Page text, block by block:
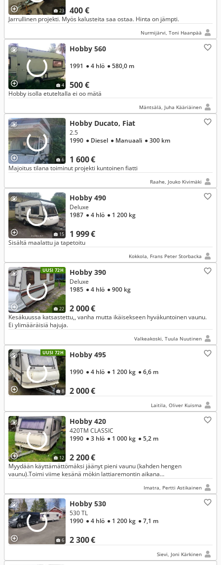
23 400 €
Jarrullinen projekti. Myös kalusteita saa ostaa. Hinta on jämpti.
Nurmijärvi, Toni Haanpää
4
Hobby 560
500 €
1991 ● 4 hlö ● 580,0 m
Hobby isolla etuteltalla ei oo mätä
Mäntsälä, Juha Kääriäinen
6
Hobby Ducato, Fiat
1 600 €
2.5
1990 ● Diesel ● Manuaali ● 300 km
Majoitus tilana toiminut projekti kuntoinen fiatti
Raahe, Jouko Kivimäki
15
Hobby 490
1 999 €
Deluxe
1987 ● 4 hlö ● 1 200 kg
Sisältä maalattu ja tapetoitu
Kokkola, Frans Peter Storbacka
UUSI 72H
22
Hobby 390
2 000 €
Deluxe
1985 ● 4 hlö ● 900 kg
Kesäkuussa katsastettu,, vanha mutta ikäisekseen hyväkuntoinen vaunu.
Ei ylimääräisiä hajuja.
Valkeakoski, Tuula Nuutinen
UUSI 72H
8
Hobby 495
2 000 €
1990 ● 4 hlö ● 1 200 kg ● 6,6 m
Laitila, Oliver Kuisma
12
Hobby 420
2 200 €
420TM CLASSIC
1990 ● 3 hlö ● 1 000 kg ● 5,2 m
Myydään käyttämättömäksi jäänyt pieni vaunu (kahden hengen
vaunu).Toimi viime kesänä mökin lattiaremontin aikana
Imatra, Pertti Astikainen
6
Hobby 530
2 300 €
530 TL
1990 ● 4 hlö ● 1 200 kg ● 7,1 m
Sievi, Joni Kärkinen